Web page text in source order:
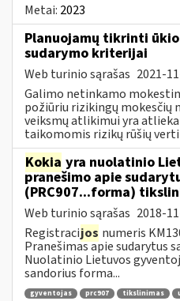
Metai: 2023
Planuojamų tikrinti
sudarymo kriterijai
Web turinio sąrašas 2021-
Galimo netinkamo
požiūriu rizikingų
veiksmų atlikimui yra
taikomomis rizikų rūšių
Kokia yra nuolatinio
pranešimo apie
(PRC907...forma)
Web turinio sąrašas 2018-
Registracijos numeris
Pranešimas apie sudarytus
Nuolatinio Lietuvos
sandorius forma...
gyventojas prc907 tikslinimas